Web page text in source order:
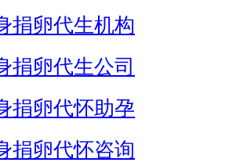
捐卵代生机构
捐卵代生公司
捐卵代怀助孕
捐卵代怀咨询